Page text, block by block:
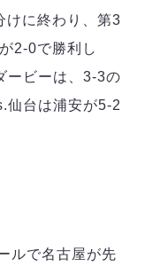
プ 2026
けに終わり、第3
2-0で勝利し
ービーは、3-3の
仙台は浦安が5-2
ルで名古屋が先